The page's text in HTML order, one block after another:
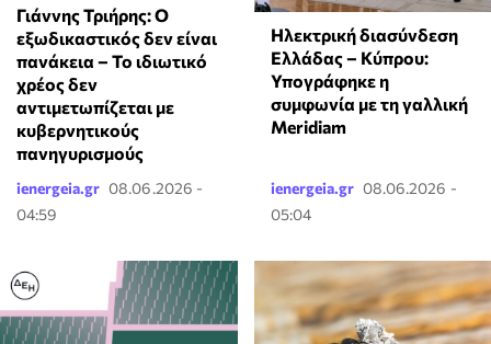
Γιάννης Τριήρης: Ο
εξωδικαστικός δεν είναι
πανάκεια – Το ιδιωτικό
χρέος δεν
αντιμετωπίζεται με
κυβερνητικούς
πανηγυρισμούς
ienergeia.gr 08.06.2026 -
04:59
Ηλεκτρική διασύνδεση
Ελλάδας – Κύπρου:
Υπογράφηκε η
συμφωνία με τη γαλλική
Meridiam
ienergeia.gr 08.06.2026 -
05:04